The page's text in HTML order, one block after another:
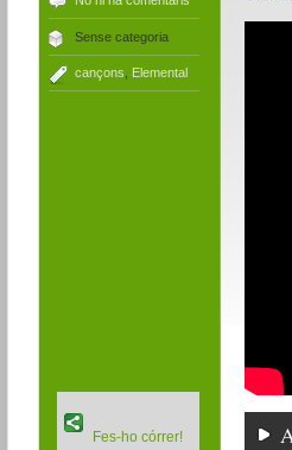
Sense categoria
cançons Elemental
Fes-ho córrer!